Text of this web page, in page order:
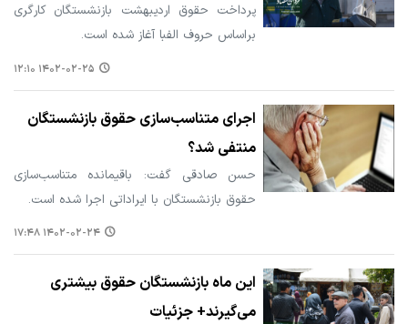
پرداخت حقوق اردیبهشت بازنشستگان کارگری
براساس حروف الفبا آغاز شده است.
۱۴۰۲-۰۲-۲۵ ۱۲:۱۰
اجرای متناسب‌سازی حقوق بازنشستگان
منتفی شد؟
حسن صادقی گفت: باقیمانده متناسب‌سازی
حقوق بازنشستگان با ایراداتی اجرا شده است.
۱۴۰۲-۰۲-۲۴ ۱۷:۴۸
این ماه بازنشستگان حقوق بیشتری
می‌گیرند+ جزئیات